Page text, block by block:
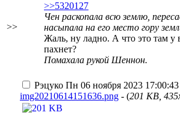
>>
>>5320127
Чен раскопала всю землю,
насыпала на его место гору
Жаль, ну ладно. А что это там у
пахнет?
Помахала рукой Шеннон.
Рэцуко Пн 06 ноября 2023 17:00:43
img20210614151636.png - (201 KB,